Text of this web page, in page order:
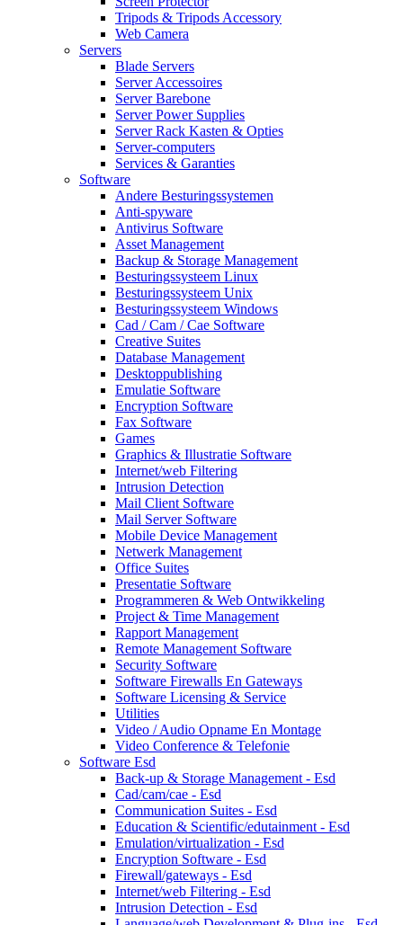
Tripods & Tripods Accessory
Web Camera
Servers
Blade Servers
Server Accessoires
Server Barebone
Server Power Supplies
Server Rack Kasten & Opties
Server-computers
Services & Garanties
Software
Andere Besturingssystemen
Anti-spyware
Antivirus Software
Asset Management
Backup & Storage Management
Besturingssysteem Linux
Besturingssysteem Unix
Besturingssysteem Windows
Cad / Cam / Cae Software
Creative Suites
Database Management
Desktoppublishing
Emulatie Software
Encryption Software
Fax Software
Games
Graphics & Illustratie Software
Internet/web Filtering
Intrusion Detection
Mail Client Software
Mail Server Software
Mobile Device Management
Netwerk Management
Office Suites
Presentatie Software
Programmeren & Web Ontwikkeling
Project & Time Management
Rapport Management
Remote Management Software
Security Software
Software Firewalls En Gateways
Software Licensing & Service
Utilities
Video / Audio Opname En Montage
Video Conference & Telefonie
Software Esd
Back-up & Storage Management - Esd
Cad/cam/cae - Esd
Communication Suites - Esd
Education & Scientific/edutainment - Esd
Emulation/virtualization - Esd
Encryption Software - Esd
Firewall/gateways - Esd
Internet/web Filtering - Esd
Intrusion Detection - Esd